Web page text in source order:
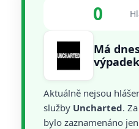
0
Má
Aktuálně nejsou
služby Uncharted.
bylo zaznamenáno